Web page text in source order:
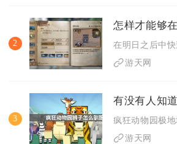
2
游天网
3
游天网